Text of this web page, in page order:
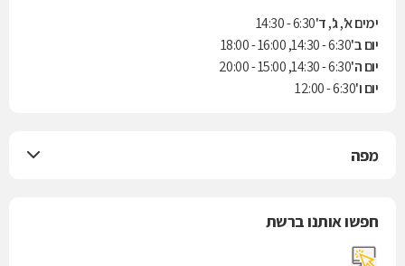
ימים א', ג', ד'6:30 - 14:30
יום ב'6:30 - 14:30, 16:00 - 18:00
יום ה'6:30 - 14:30, 15:00 - 20:00
יום ו'6:30 - 12:00
מפה
חפשו אותנו ברשת